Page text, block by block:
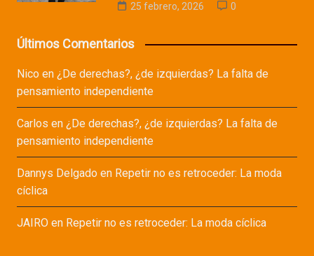
25 febrero, 2026
0
Últimos Comentarios
Nicoen ¿De derechas?, ¿de izquierdas? La falta de
pensamiento independiente
Carlos en ¿De derechas?, ¿de izquierdas? La falta de
pensamiento independiente
Dannys Delgadoen Repetir no es retroceder: La moda
cíclica
JAIROen Repetir no es retroceder: La moda cíclica